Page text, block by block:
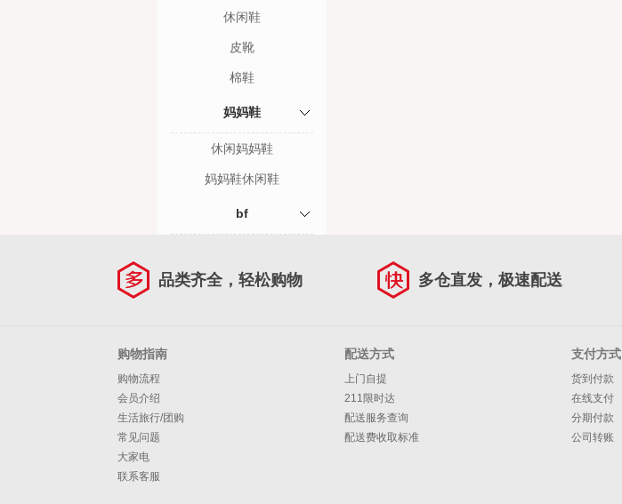
休闲鞋
皮靴
棉鞋
妈妈鞋
休闲妈妈鞋
妈妈鞋休闲鞋
bf
品类齐全，轻松购物 多仓直发，极速配送
购物指南
购物流程
会员介绍
生活旅行/团购
常见问题
大家电
联系客服
配送方式
上门自提
211限时达
配送服务查询
配送费收取标准
支付方式
货到付款
在线支付
分期付款
公司转账